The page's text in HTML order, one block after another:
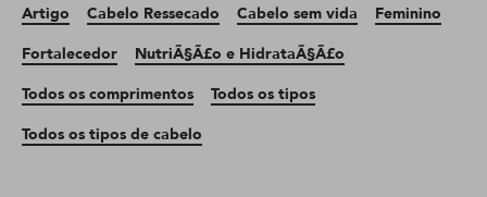
Artigo Cabelo Ressecado Cabelo sem vida
Feminino
Fortalecedor
NutriÃ§Ã£o e HidrataÃ§Ã£o
Todos os comprimentos
Todos os tipos
Todos os tipos de cabelo